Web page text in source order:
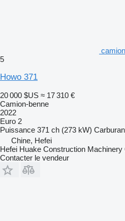
5
Howo 371
20 000 $US ≈ 17 310 €
Camion-benne
2022
Euro 2
Puissance 371 ch (273 kW)
Chine, Hefei
Hefei Huake Construction Machinery
Contacter le vendeur